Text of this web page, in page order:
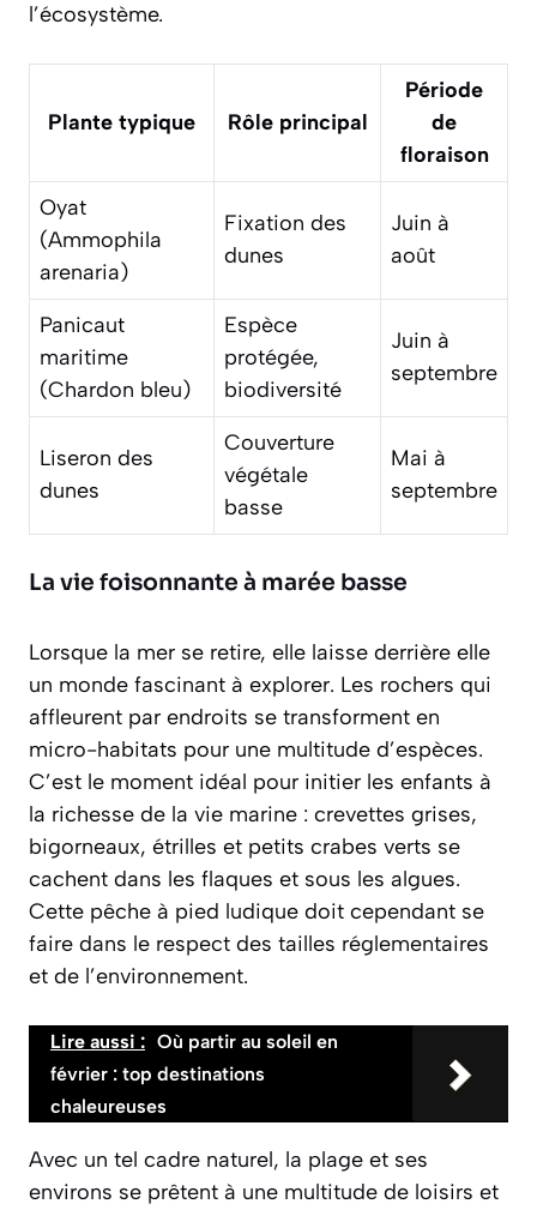
l’écosystème.
Plante typique Rôle principal
Période
de
floraison
Oyat
(Ammophila
arenaria)
Fixation des
dunes
Juin à
août
Panicaut
maritime
(Chardon bleu)
Espèce
protégée,
biodiversité
Juin à
septembre
Liseron des
dunes
Couverture
végétale
basse
Mai à
septembre
La vie foisonnante à marée basse
Lorsque la mer se retire, elle laisse derrière elle
un monde fascinant à explorer. Les rochers qui
affleurent par endroits se transforment en
micro-habitats pour une multitude d’espèces.
C’est le moment idéal pour initier les enfants à
la richesse de la vie marine : crevettes grises,
bigorneaux, étrilles et petits crabes verts se
cachent dans les flaques et sous les algues.
Cette pêche à pied ludique doit cependant se
faire dans le respect des tailles réglementaires
et de l’environnement.
Lire aussi : Où partir au soleil en
février : top destinations
chaleureuses
Avec un tel cadre naturel, la plage et ses
environs se prêtent à une multitude de loisirs et